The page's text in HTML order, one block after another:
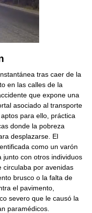
tras caer de la
en las calles de la
que expone una
asociado al transporte
para ello, práctica
donde la pobreza
desplazarse. El
como un varón
junto con otros individuos
circulaba por avenidas
brusco o la falta de
el pavimento,
severo que le causó la
paramédicos.